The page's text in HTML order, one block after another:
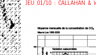
JEU 01/10 : CALLAHAN &